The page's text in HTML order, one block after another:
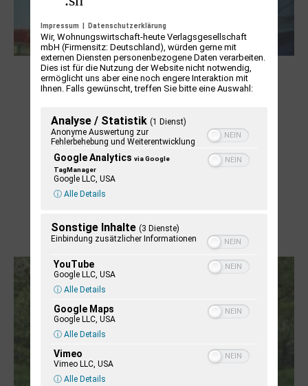
NUKLEUS Kiel
Letj fröögels
Impressum | Datenschutzerklärung
Wir, Wohnungswirtschaft-heute Verlagsgesellschaft
mbH (Firmensitz: Deutschland), würden gerne mit
externen Diensten personenbezogene Daten verarbeiten.
Dies ist für die Nutzung der Website nicht notwendig,
ermöglicht uns aber eine noch engere Interaktion mit
Ihnen. Falls gewünscht, treffen Sie bitte eine Auswahl:
Analyse / Statistik (1 Dienst)
Anonyme Auswertung zur
Fehlerbehebung und Weiterentwicklung
Google Analytics via Google
TagManager
Google LLC, USA
ⓘ Alle Details
Sonstige Inhalte (3 Dienste)
Einbindung zusätzlicher Informationen
YouTube
Google LLC, USA
ⓘ Alle Details
Google Maps
Google LLC, USA
ⓘ Alle Details
Vimeo
Vimeo LLC, USA
ⓘ Alle Details